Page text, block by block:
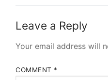
Leave a Reply
Your email address will
COMMENT *